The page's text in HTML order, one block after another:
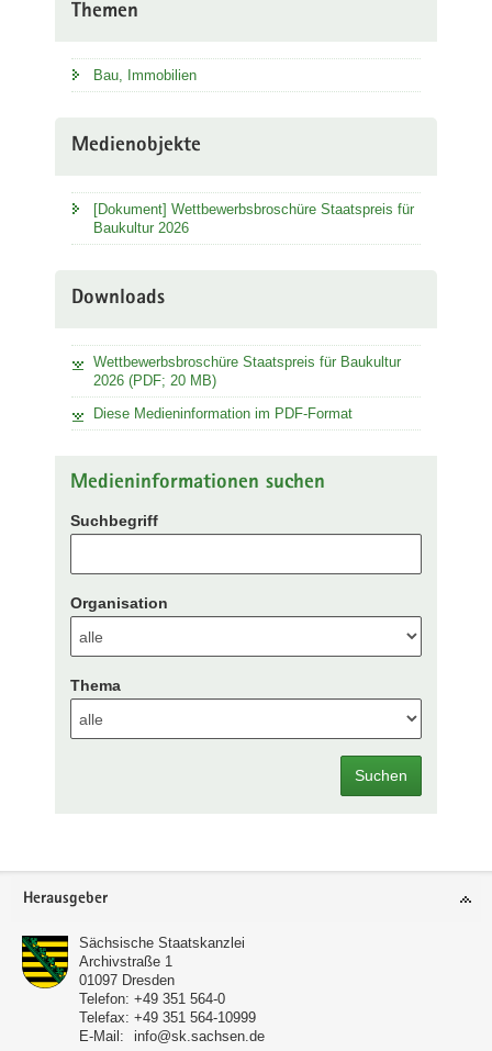
Themen
Bau, Immobilien
Medienobjekte
[Dokument] Wettbewerbsbroschüre Staatspreis für
Baukultur 2026
Downloads
Wettbewerbsbroschüre Staatspreis für Baukultur
2026 (PDF; 20 MB)
Diese Medieninformation im PDF-Format
Medieninformationen suchen
Suchbegriff
Organisation
Thema
Suchen
Footer-
Herausgeber
Sächsische Staatskanzlei
Archivstraße 1
01097 Dresden
Telefon: +49 351 564-0
Telefax: +49 351 564-10999
E-Mail:
info@sk.sachsen.de